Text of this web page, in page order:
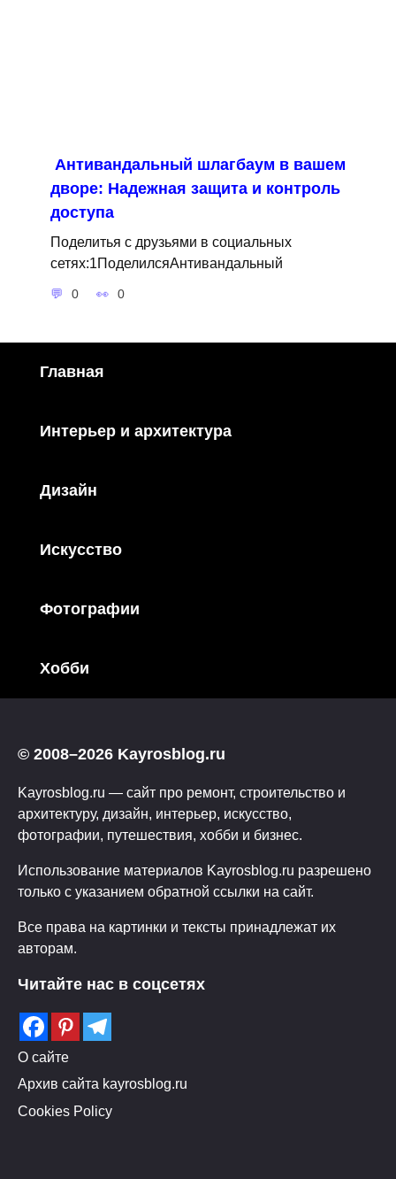
Антивандальный шлагбаум в вашем
дворе: Надежная защита и контроль
доступа
Поделитья с друзьями в социальных
сетях:1ПоделилсяАнтивандальный
0 0
Главная
Интерьер и архитектура
Дизайн
Искусство
Фотографии
Хобби
© 2008–2026 Kayrosblog.ru
Kayrosblog.ru — сайт про ремонт, строительство и
архитектуру, дизайн, интерьер, искусство,
фотографии, путешествия, хобби и бизнес.
Использование материалов Kayrosblog.ru разрешено
только с указанием обратной ссылки на сайт.
Все права на картинки и тексты принадлежат их
авторам.
Читайте нас в соцсетях
О сайте
Архив сайта kayrosblog.ru
Cookies Policy